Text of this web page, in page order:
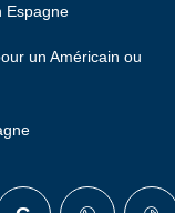
Espagne
un Américain ou